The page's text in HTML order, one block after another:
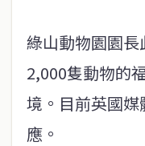
綠山動物園園
2,000隻動物的
境。目前英國
應。